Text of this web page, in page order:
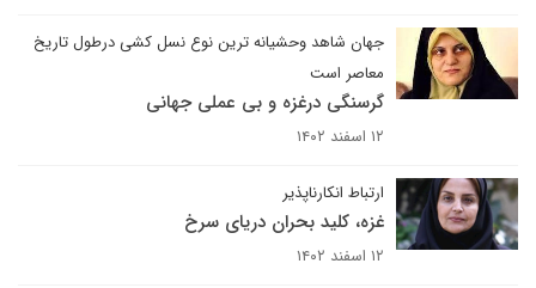
جهان شاهد وحشیانه ترین نوع نسل کشی درطول تاریخ
معاصر است
گرسنگی درغزه و بی عملی جهانی
۱۲ اسفند ۱۴۰۲
ارتباط انکارناپذیر
غزه، کلید بحران دریای سرخ
۱۲ اسفند ۱۴۰۲